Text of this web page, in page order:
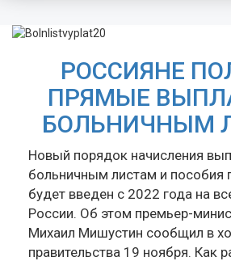
РОССИЯНЕ
ПРЯМЫЕ
БОЛЬНИЧНЫМ
Новый порядок начисления
больничным листам и пособия
будет введен с 2022 года на
России. Об этом премьер-
Михаил Мишустин сообщил в
правительства 19 ноября. Как